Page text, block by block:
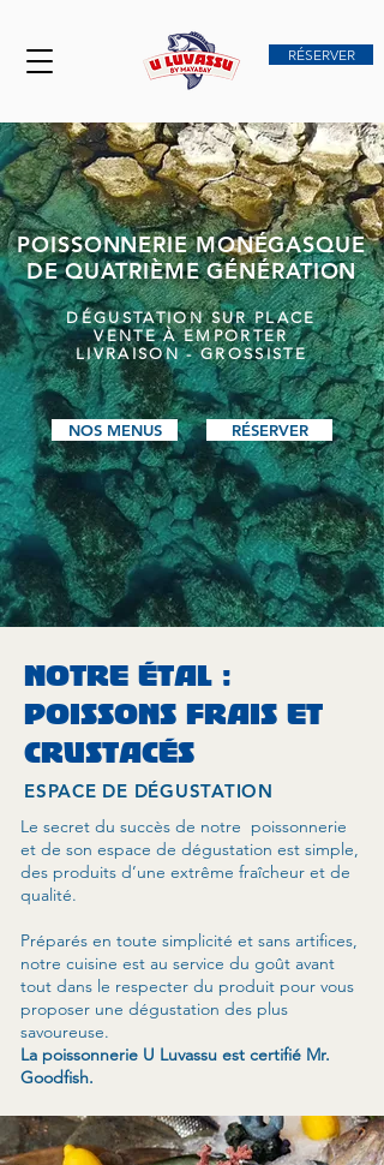
RÉSERVER
POISSONNERIE MONÉGASQUE
DE QUATRIÈME GÉNÉRATION
DÉGUSTATION SUR PLACE
VENTE À EMPORTER
LIVRAISON - GROSSISTE
NOS MENUS RÉSERVER
NOTRE ÉTAL :
POISSONS FRAIS ET
CRUSTACÉS
ESPACE DE DÉGUSTATION
Le secret du succès de notre poissonnerie
et de son espace de dégustation est simple,
des produits d’une extrême fraîcheur et de
qualité.
Préparés en toute simplicité et sans artifices,
notre cuisine est au service du goût avant
tout dans le respecter du produit pour vous
proposer une dégustation des plus
savoureuse.
La poissonnerie U Luvassu est certifié Mr.
Goodfish.